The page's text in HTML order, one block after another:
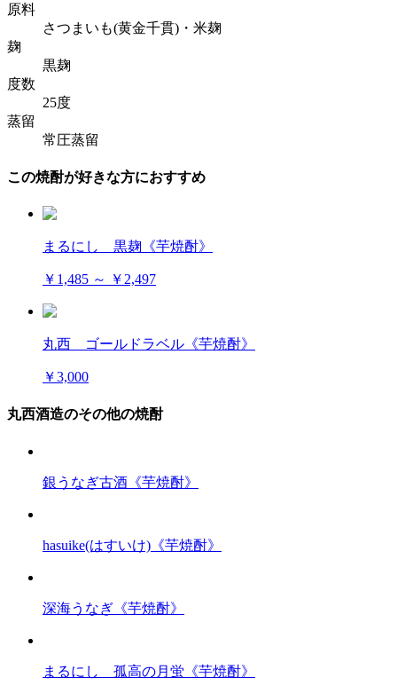
原料
さつまいも(黄金千貫)・米麹
麹
黒麹
度数
25度
蒸留
常圧蒸留
この焼酎が好きな方におすすめ
まるにし 黒麹《芋焼酎》
￥1,485 ～ ￥2,497
丸西 ゴールドラベル《芋焼酎》
￥3,000
丸西酒造のその他の焼酎
銀うなぎ古酒《芋焼酎》
hasuike(はすいけ)《芋焼酎》
深海うなぎ《芋焼酎》
まるにし 孤高の月蛍《芋焼酎》